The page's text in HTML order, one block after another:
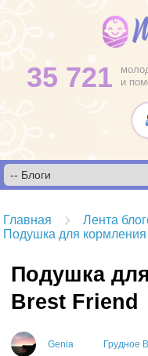
35 721
и
Главная
Лента
Подушка для
Подушка
Brest Friend
Genia Грудное